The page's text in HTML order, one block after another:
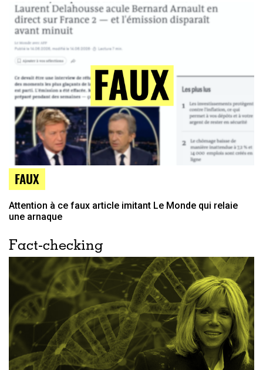
FAUX
Attention à ce faux article imitant Le Monde qui relaie
une arnaque
Fact-checking